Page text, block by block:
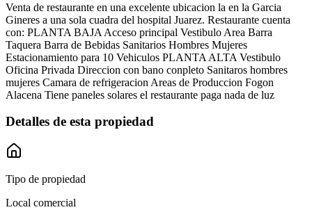
Venta de restaurante en una excelente ubicacion la en la Garcia
Gineres a una sola cuadra del hospital Juarez. Restaurante cuenta
con: PLANTA BAJA Acceso principal Vestibulo Area Barra
Taquera Barra de Bebidas Sanitarios Hombres Mujeres
Estacionamiento para 10 Vehiculos PLANTA ALTA Vestibulo
Oficina Privada Direccion con bano conpleto Sanitaros hombres
mujeres Camara de refrigeracion Areas de Produccion Fogon
Alacena Tiene paneles solares el restaurante paga nada de luz
Detalles de esta propiedad
Tipo de propiedad
Local comercial